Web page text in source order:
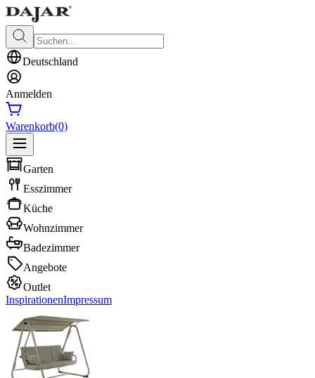
Deutschland
Anmelden
Warenkorb(0)
Garten
Esszimmer
Küche
Wohnzimmer
Badezimmer
Angebote
Outlet
InspirationenImpressum